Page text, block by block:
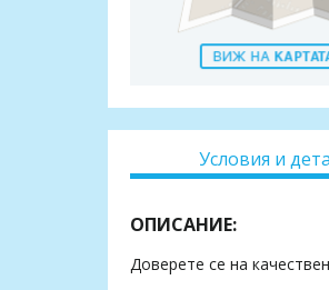
Условия и
ОПИСАНИЕ:
Доверете се на